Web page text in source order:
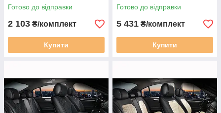
Готово до відправки
2 103 ₴/комплект
Купити
Готово до відправки
5 431 ₴/комплект
Купити